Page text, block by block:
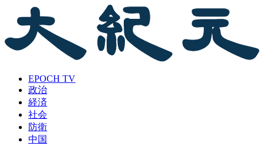
EPOCH TV
政治
経済
社会
防衛
中国